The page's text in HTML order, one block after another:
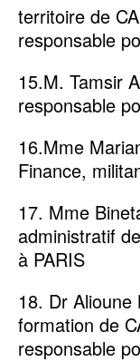
territoire de
responsable
15.M. Tamsir
responsable
16.Mme
Finance,
17. Mme
administratif
à PARIS
18. Dr
formation de
responsable